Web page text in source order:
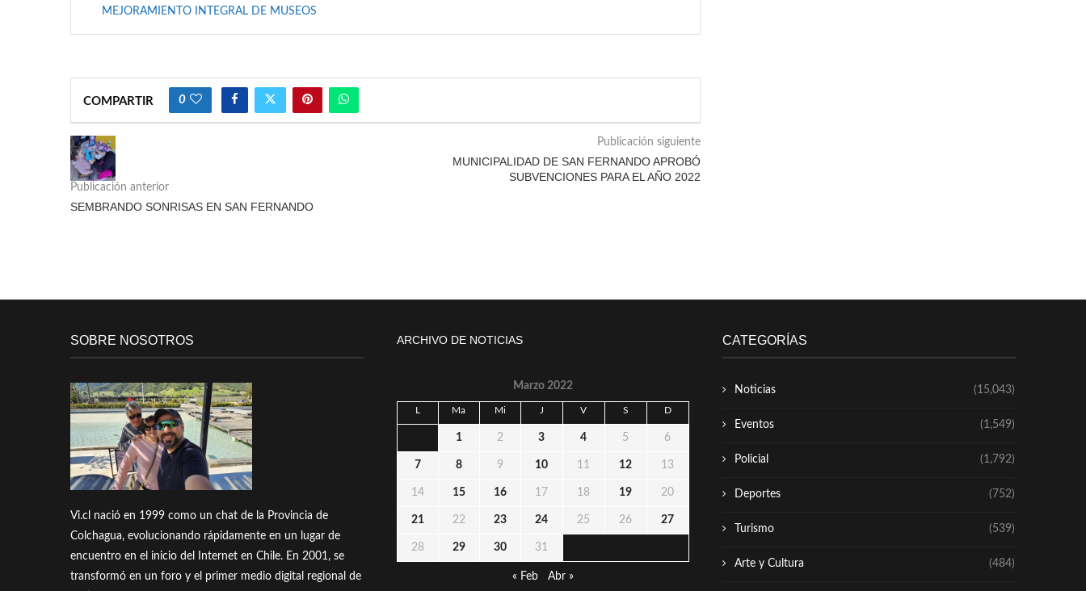
MEJORAMIENTO INTEGRAL DE MUSEOS
COMPARTIR 0
Publicación anterior
SEMBRANDO SONRISAS EN SAN FERNANDO
Publicación siguiente
MUNICIPALIDAD DE SAN FERNANDO APROBÓ
SUBVENCIONES PARA EL AÑO 2022
SOBRE NOSOTROS
Vi.cl nació en 1999 como un chat de la Provincia de
Colchagua, evolucionando rápidamente en un lugar de
encuentro en el inicio del Internet en Chile. En 2001, se
transformó en un foro y el primer medio digital regional de
ARCHIVO DE NOTICIAS
Marzo 2022
L Ma Mi J V S D
1 2 3 4 5 6
7 8 9 10 11 12 13
14 15 16 17 18 19 20
21 22 23 24 25 26 27
28 29 30 31
« Feb Abr »
CATEGORÍAS
Noticias (15,043)
Eventos (1,549)
Policial (1,792)
Deportes (752)
Turismo (539)
Arte y Cultura (484)